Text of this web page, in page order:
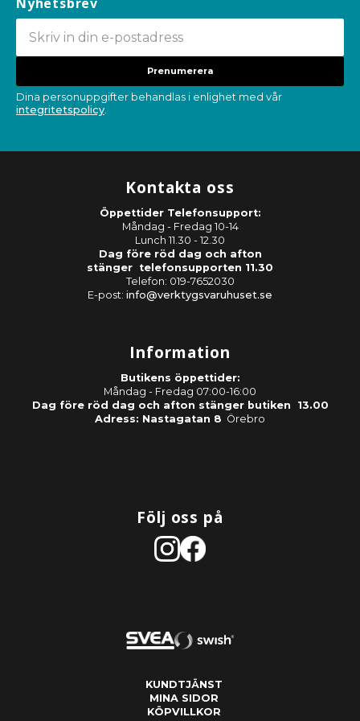
Prenumerera
Dina personuppgifter behandlas i enlighet med vår
integritetspolicy.
Kontakta oss
Öppettider Telefonsupport:
Måndag - Fredag 10-14
Lunch 11.30 - 12.30
Dag före röd dag och afton
stänger telefonsupporten 11.30
Telefon: 019-7652030
E-post: info@verktygsvaruhuset.se
Information
Butikens öppettider:
Måndag - Fredag 07:00-16:00
Dag före röd dag och afton stänger butiken 13.00
Adress: Nastagatan 8 Örebro
Följ oss på
KUNDTJÄNST
MINA SIDOR
KÖPVILLKOR